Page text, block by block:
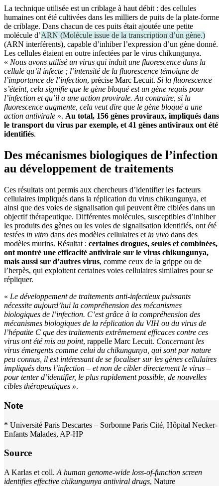
La technique utilisée est un criblage à haut débit : des cellules
humaines ont été cultivées dans les milliers de puits de la plate-forme
de criblage. Dans chacun de ces puits était ajoutée une petite
molécule d’ARN (Molécule issue de la transcription d’un gène.)
(ARN interférents), capable d’inhiber l’expression d’un gène donné.
Les cellules étaient en outre infectées par le virus chikungunya.
« Nous avons utilisé un virus qui induit une fluorescence dans la
cellule qu’il infecte ; l’intensité de la fluorescence témoigne de
l’importance de l’infection, précise Marc Lecuit. Si la fluorescence
s’éteint, cela signifie que le gène bloqué est un gène requis pour
l’infection et qu’il a une action provirale. Au contraire, si la
fluorescence augmente, cela veut dire que le gène bloqué a une
action antivirale ». Au total, 156 gènes proviraux, impliqués dans
le transport du virus par exemple, et 41 gènes antiviraux ont été
identifiés.
Des mécanismes biologiques de l’infection
au développement de traitements
Ces résultats ont permis aux chercheurs d’identifier les facteurs
cellulaires impliqués dans la réplication du virus chikungunya, et
ainsi que des voies de signalisation qui peuvent être ciblées dans un
objectif thérapeutique. Différentes molécules, susceptibles d’inhiber
les produits des gènes ou les voies de signalisation identifiés, ont été
testées in vitro dans des modèles cellulaires et in vivo dans des
modèles murins. Résultat : certaines drogues, seules et combinées,
ont montré une efficacité antivirale sur le virus chikungunya,
mais aussi sur d’autres virus, comme ceux de la grippe ou de
l’herpès, qui exploitent certaines voies cellulaires similaires pour se
répliquer.
« Le développement de traitements anti-infectieux puissants
nécessite aujourd’hui la compréhension des mécanismes
biologiques de l’infection. C’est grâce à la compréhension des
mécanismes biologiques de la réplication du VIH ou du virus de
l’hépatite C que des traitements extrêmement efficaces contre ces
virus ont été mis au point, rappelle Marc Lecuit. Concernant les
virus émergents comme celui du chikungunya, qui sont par nature
peu connus, il est intéressant de se focaliser sur les gènes cellulaires
impliqués dans l’infection – et non de cibler directement le virus –
pour tenter d’identifier, le plus rapidement possible, de nouvelles
cibles thérapeutiques ».
Note
* Université Paris Descartes – Sorbonne Paris Cité, Hôpital Necker-
Enfants Malades, AP-HP
Source
A Karlas et coll. A human genome-wide loss-of-function screen
identifies effective chikungunya antiviral drugs, Nature